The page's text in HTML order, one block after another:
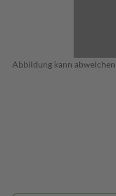
Abbildung kann abweichen